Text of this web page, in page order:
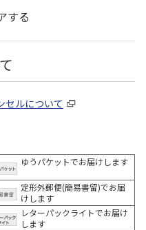
する
セルについて
ゆうパケットでお届けします
定形外郵便(簡易書留)でお届
けします
レターパックライトでお届け
します